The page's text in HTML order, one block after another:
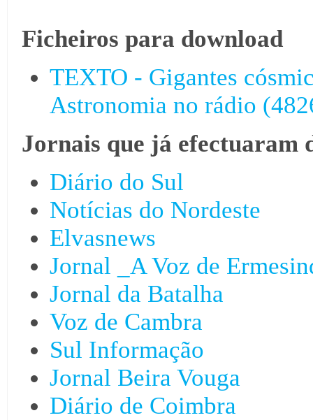
Ficheiros para download
TEXTO - Gigantes
Astronomia no rádio
Jornais que já efectuaram
Diário do Sul
Notícias do Nordeste
Elvasnews
Jornal _A Voz de
Jornal da Batalha
Voz de Cambra
Sul Informação
Jornal Beira Vouga
Diário de Coimbra